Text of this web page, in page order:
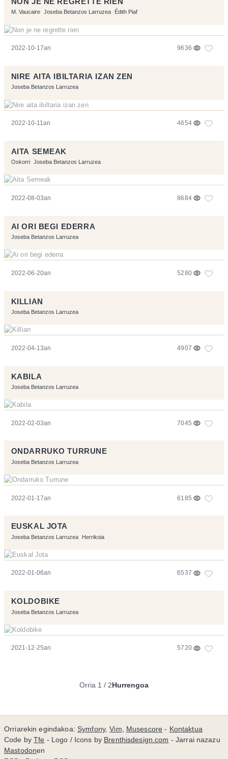
M. Vaucaire Joseba Betanzos Larruzea Édith Piaf
2022-10-17an 9636
NIRE AITA IBILTARIA IZAN ZEN
Joseba Betanzos Larruzea
2022-10-11an 4654
AITA SEMEAK
Oskorri Joseba Betanzos Larruzea
2022-08-03an 8684
AI ORI BEGI EDERRA
Joseba Betanzos Larruzea
2022-06-20an 5280
KILLIAN
Joseba Betanzos Larruzea
2022-04-13an 4907
KABILA
Joseba Betanzos Larruzea
2022-02-03an 7045
ONDARRUKO TURRUNE
Joseba Betanzos Larruzea
2022-01-17an 6185
EUSKAL JOTA
Joseba Betanzos Larruzea Herrikoia
2022-01-06an 6537
KOLDOBIKE
Joseba Betanzos Larruzea
2021-12-25an 5720
Orria 1 / 2Hurrengoa
Orriarekin egindakoa: Symfony,Vim, Musescore - Kontaktua
Code byTfe - Logo / Icons by Brenthisdesign.com - Jarrai nazazu
Mastodonen